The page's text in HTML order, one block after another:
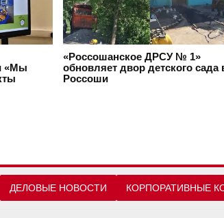
«Мы
«Россошанское ДРСУ № 1»
обновляет двор детского сада
Россоши
ДЕЛОВЫЕ НОВОСТИ КОРПОРАТИВНЫЕ